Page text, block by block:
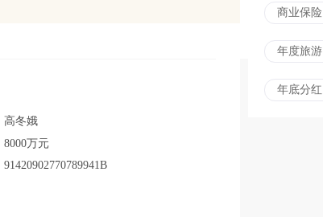
高冬娥
8000万元
91420902770789941B
商业保险
年度旅游
年底分红